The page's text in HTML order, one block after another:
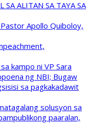
SA ALITAN SA TAYA SA
Apollo Quiboloy,
kampo ni VP Sara
ng NBI; Bugaw
sa pagkakadawit
solusyon sa
paaralan,